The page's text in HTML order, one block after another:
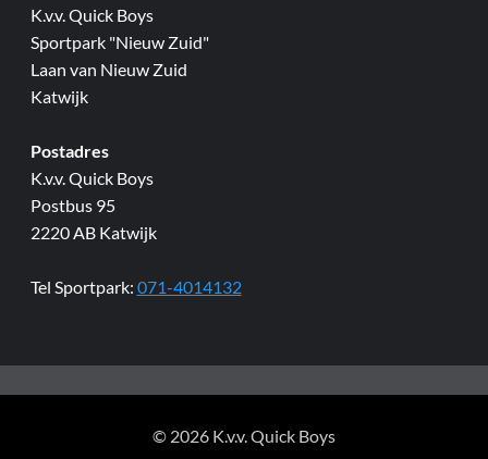
K.v.v. Quick Boys
Sportpark "Nieuw Zuid"
Laan van Nieuw Zuid
Katwijk
Postadres
K.v.v. Quick Boys
Postbus 95
2220 AB Katwijk
Tel Sportpark: 071-4014132
© 2026 K.v.v. Quick Boys